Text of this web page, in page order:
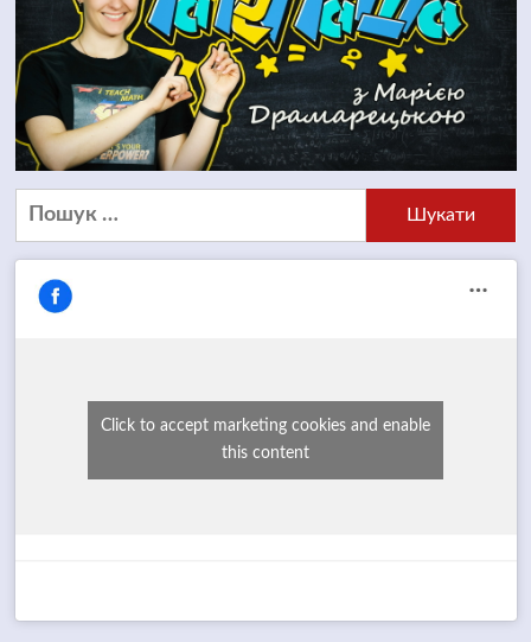
Пошук:
Click to accept marketing cookies and enable
this content